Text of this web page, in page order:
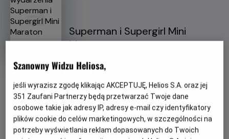
Superman i Supergirl Mini
Maraton
Fantasy / Akcja
Czas
238 min
OPIS WYDARZENIA
Nocne Maratony Filmowe Helios prezentują mini
Szanowny Widzu Heliosa,
jeśli wyrazisz zgodę klikając AKCEPTUJĘ, Helios S.A. oraz jej
351 Zaufani Partnerzy będą przetwarzać Twoje dane
osobowe takie jak adresy IP, adresy e-mail czy identyfikatory
plików cookie do celów marketingowych, w szczególności na
potrzeby wyświetlania reklam dopasowanych do Twoich